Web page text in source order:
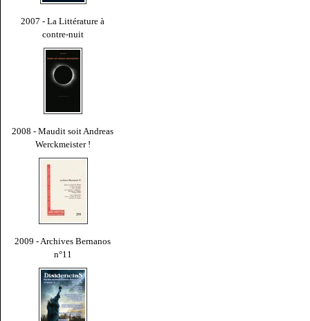
2007 - La Littérature à
contre-nuit
2008 - Maudit soit Andreas
Werckmeister !
2009 - Archives Bernanos
n°11